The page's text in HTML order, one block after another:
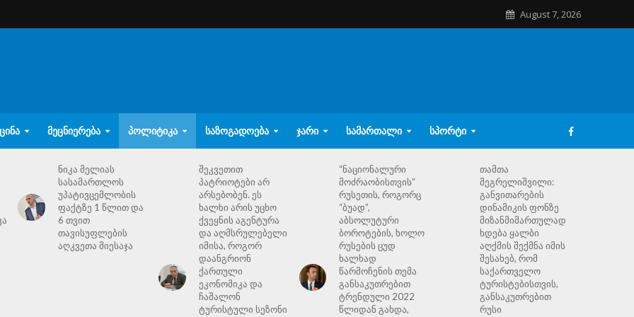
August 7, 2026
ᲛᲔᲪᲜᲘᲔᲠᲔᲑᲐ ᲞᲝᲚᲘᲢᲘᲙᲐ ᲡᲐᲖᲝᲒᲐᲓᲝᲔᲑᲐ ᲯᲐᲠᲘ ᲡᲐᲛᲐᲠᲗᲐᲚᲘ ᲡᲞᲝᲠᲢᲘ
ნიკა მელიას
სასამართლოს
უპატივცემლობის
ფაქტზე 1 წლით და
6 თვით
თავისუფლების
აღკვეთა მიესაჯა
შეკვეთით
პატრიოტები არ
არსებობენ. ეს
ხალხი არის უცხო
ქვეყნის აგენტურა
და აღმსრულებელი
იმისა, როგორ
დაანგრიონ
ქართული
ეკონომიკა და
ჩაშალონ
ტურისტული სეზონი
“ნაციონალური
მოძრაობისთვის”
რუსეთის, როგორც
“ბუად”,
აბსოლუტური
ბოროტების, ხოლო
რუსების ცუდ
ხალხად
წარმოჩენის თემა
განსაკუთრებით
ტრენდული 2022
წლიდან გახდა,
თამთა
მეგრელიშვილი:
განვითარების
დინამიკის ფონზე
მიზანმიმართულად
ხდება ყალბი
აღქმის შექმნა იმის
შესახებ, რომ
საქართველო
ტურისტებისთვის,
განსაკუთრებით
რუსი